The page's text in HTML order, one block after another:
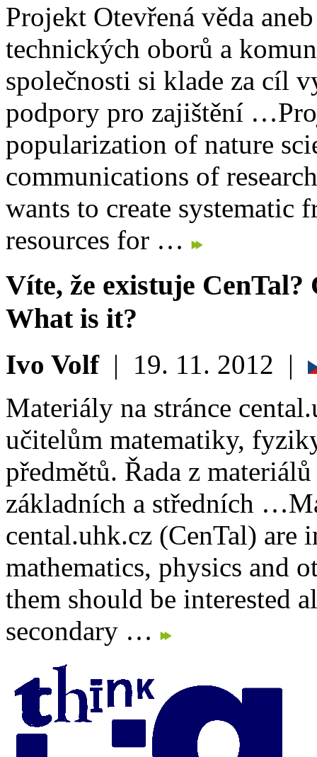
Projekt Otevřená věda
technických oborů a
společnosti si klade za cíl
podpory pro zajištění …
popularization of nature
communications of
wants to create systematic
resources for …
Víte, že existuje CenTal?
What is it?
Ivo Volf| 19. 11. 2012 |
Materiály na stránce
učitelům matematiky,
předmětů. Řada z
základních a středních …
cental.uhk.cz (CenTal) are
mathematics, physics and
them should be interested
secondary …